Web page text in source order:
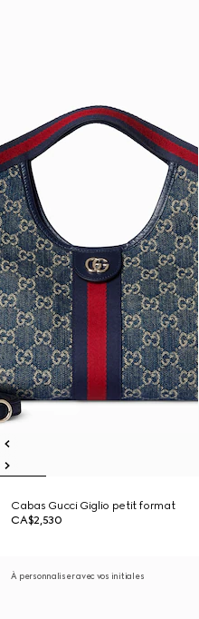
Cabas Gucci Giglio petit format
CA$2,530
À personnaliser avec vos initiales